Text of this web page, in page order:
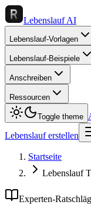
Lebenslauf AI
Lebenslauf-Vorlagen
Lebenslauf-Beispiele
Anschreiben
Ressourcen
Toggle theme
Lebenslauf erstellen
Startseite
Lebenslauf
Experten-